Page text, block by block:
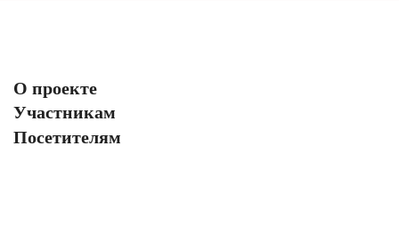
О проекте
Участникам
Посетителям